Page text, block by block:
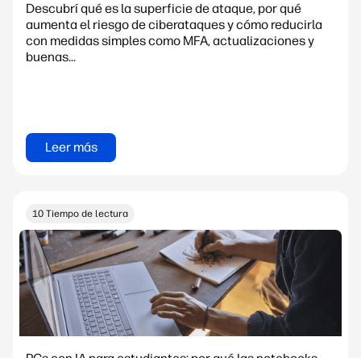
Descubrí qué es la superficie de ataque, por qué
aumenta el riesgo de ciberataques y cómo reducirla
con medidas simples como MFA, actualizaciones y
buenas...
Leer más
10 Tiempo de lectura